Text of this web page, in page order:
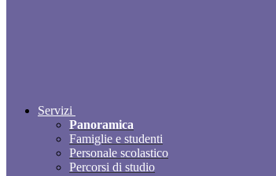
Servizi
Panoramica
Famiglie e studenti
Personale scolastico
Percorsi di studio